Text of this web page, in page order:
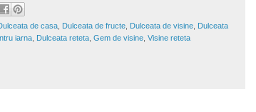
de casa Dulceata de fructe Dulceata de visine Dulceata
iarna Dulceata reteta Gem de visine Visine reteta